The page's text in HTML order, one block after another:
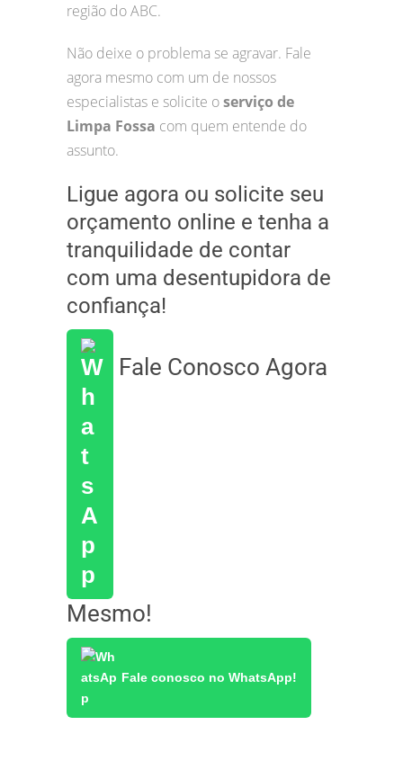
região do ABC.
Não deixe o problema se agravar. Fale
agora mesmo com um de nossos
especialistas e solicite oserviço de
Limpa Fossa com quem entende do
assunto.
Ligue agora ou solicite seu
orçamento online e tenha a
tranquilidade de contar
com uma desentupidora de
confiança!
Fale Conosco Agora
Mesmo!
Fale conosco no WhatsApp!